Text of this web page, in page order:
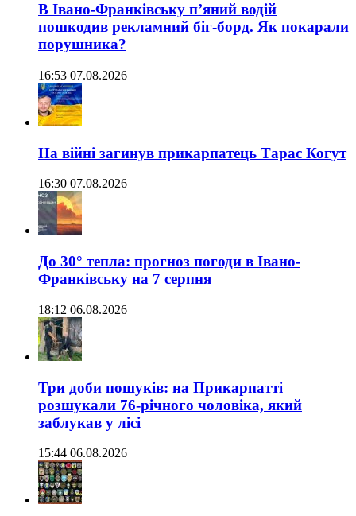
В Івано-Франківську п’яний водій
пошкодив рекламний біг-борд. Як покарали
порушника?
16:53 07.08.2026
На війні загинув прикарпатець Тарас Когут
16:30 07.08.2026
До 30° тепла: прогноз погоди в Івано-
Франківську на 7 серпня
18:12 06.08.2026
Три доби пошуків: на Прикарпатті
розшукали 76-річного чоловіка, який
заблукав у лісі
15:44 06.08.2026